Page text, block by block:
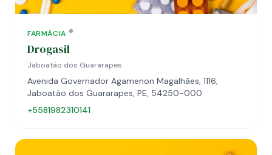
FARMÁCIA
Drogasil
Jaboatão dos Guararapes
Avenida Governador Agamenon Magalhães, 1116,
Jaboatão dos Guararapes, PE, 54250-000
+5581982310141